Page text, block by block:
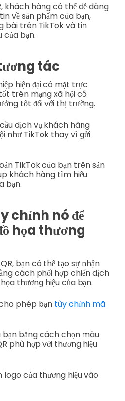
khách hàng có thể dễ dàng
về sản phẩm của bạn,
bài trên TikTok và tin
của bạn.
tác
hiện đại có mặt trực
trên mạng xã hội có
tốt đối với thị trường.
dịch vụ khách hàng
như TikTok thay vì gửi
TikTok của bạn trên sản
khách hàng tìm hiểu
bạn.
chỉnh nó để
họa thương
bạn có thể tạo sự nhận
cách phối hợp chiến dịch
thương hiệu của bạn.
phép bạn tùy chỉnh mã
bạn bằng cách chọn màu
phù hợp với thương hiệu
logo của thương hiệu vào